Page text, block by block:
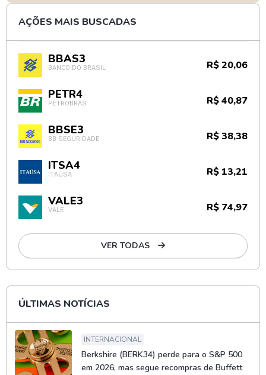
AÇÕES MAIS BUSCADAS
BBAS3
BANCO DO BRASIL R$ 20,06
PETR4
PETROBRAS R$ 40,87
BBSE3
BB SEGURIDADE R$ 38,38
ITSA4
ITAÚSA R$ 13,21
VALE3
VALE R$ 74,97
VER TODAS
ÚLTIMAS NOTÍCIAS
INTERNACIONAL
Berkshire (BERK34) perde para o S&P 500
em 2026, mas segue recompras de Buffett